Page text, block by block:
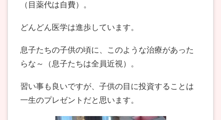
（目薬代は自費）。
どんどん医学は進歩しています。
息子たちの子供の頃に、このような治療があった
らな～（息子たちは全員近視）。
習い事も良いですが、子供の目に投資することは
一生のプレゼントだと思います。